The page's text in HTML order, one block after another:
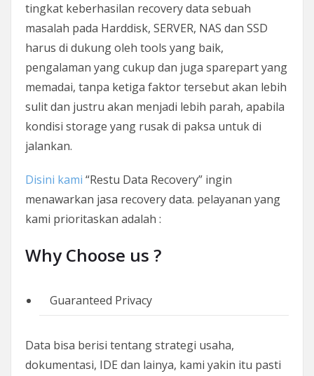
tingkat keberhasilan recovery data sebuah
masalah pada Harddisk, SERVER, NAS dan SSD
harus di dukung oleh tools yang baik,
pengalaman yang cukup dan juga sparepart yang
memadai, tanpa ketiga faktor tersebut akan lebih
sulit dan justru akan menjadi lebih parah, apabila
kondisi storage yang rusak di paksa untuk di
jalankan.
Disini kami “Restu Data Recovery” ingin
menawarkan jasa recovery data. pelayanan yang
kami prioritaskan adalah :
Why Choose us ?
Guaranteed Privacy
Data bisa berisi tentang strategi usaha,
dokumentasi, IDE dan lainya, kami yakin itu pasti